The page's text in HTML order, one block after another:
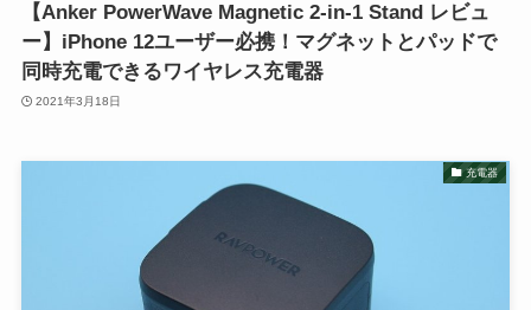
【Anker PowerWave Magnetic 2-in-1 Stand レビュ
ー】iPhone 12ユーザー必携！マグネットとパッドで
同時充電できるワイヤレス充電器
2021年3月18日
充電器